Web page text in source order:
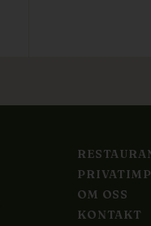
OM OSS
KONTAKT